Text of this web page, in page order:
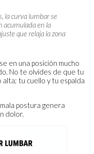
la curva lumbar se
acumulada en la
que relaja la zona
en una posición mucho
No te olvides de que tu
alta; tu cuello y tu espalda
postura genera
dolor.